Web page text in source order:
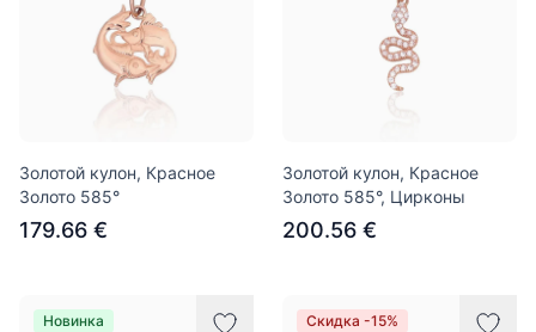
Золотой кулон, Красное
Золото 585°
179.66 €
Золотой кулон, Красное
Золото 585°, Цирконы
200.56 €
Новинка Скидка -15%